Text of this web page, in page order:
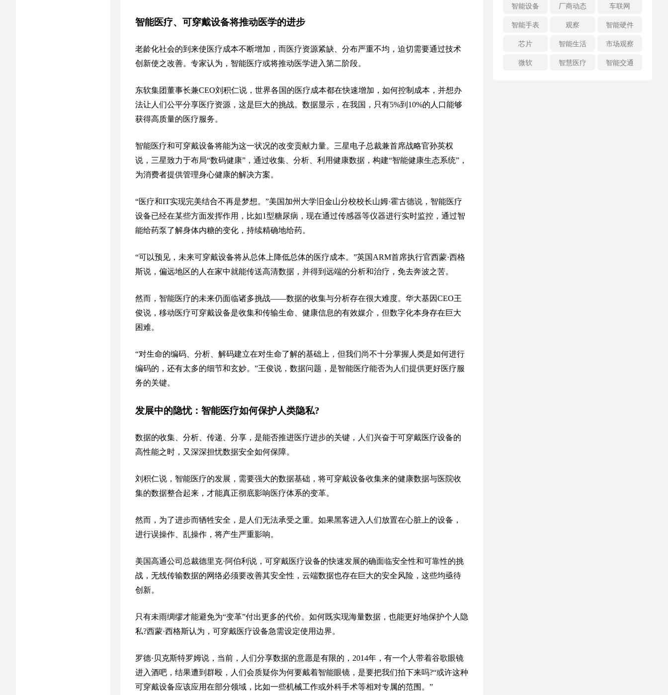
智能医疗、可穿戴设备将推动医学的进步
老龄化社会的到来使医疗成本不断增加，而医疗资源紧缺、分布严重不均，迫切需要通过技术
创新使之改善。专家认为，智能医疗或将推动医学进入第二阶段。
东软集团董事长兼CEO刘积仁说，世界各国的医疗成本都在快速增加，如何控制成本，并想办
法让人们公平分享医疗资源，这是巨大的挑战。数据显示，在我国，只有5%到10%的人口能够
获得高质量的医疗服务。
智能医疗和可穿戴设备将能为这一状况的改变贡献力量。三星电子总裁兼首席战略官孙英权
说，三星致力于布局“数码健康”，通过收集、分析、利用健康数据，构建“智能健康生态系统”，
为消费者提供管理身心健康的解决方案。
“医疗和IT实现完美结合不再是梦想。”美国加州大学旧金山分校校长山姆·霍古德说，智能医疗
设备已经在某些方面发挥作用，比如1型糖尿病，现在通过传感器等仪器进行实时监控，通过智
能给药泵了解身体内糖的变化，持续精确地给药。
“可以预见，未来可穿戴设备将从总体上降低总体的医疗成本。”英国ARM首席执行官西蒙·西格
斯说，偏远地区的人在家中就能传送高清数据，并得到远端的分析和治疗，免去奔波之苦。
然而，智能医疗的未来仍面临诸多挑战——数据的收集与分析存在很大难度。华大基因CEO王
俊说，移动医疗可穿戴设备是收集和传输生命、健康信息的有效媒介，但数字化本身存在巨大
困难。
“对生命的编码、分析、解码建立在对生命了解的基础上，但我们尚不十分掌握人类是如何进行
编码的，还有太多的细节和玄妙。”王俊说，数据问题，是智能医疗能否为人们提供更好医疗服
务的关键。
发展中的隐忧：智能医疗如何保护人类隐私?
数据的收集、分析、传递、分享，是能否推进医疗进步的关键，人们兴奋于可穿戴医疗设备的
高性能之时，又深深担忧数据安全如何保障。
刘积仁说，智能医疗的发展，需要强大的数据基础，将可穿戴设备收集来的健康数据与医院收
集的数据整合起来，才能真正彻底影响医疗体系的变革。
然而，为了进步而牺牲安全，是人们无法承受之重。如果黑客进入人们放置在心脏上的设备，
进行误操作、乱操作，将产生严重影响。
美国高通公司总裁德里克·阿伯利说，可穿戴医疗设备的快速发展的确面临安全性和可靠性的挑
战，无线传输数据的网络必须要改善其安全性，云端数据也存在巨大的安全风险，这些均亟待
创新。
只有未雨绸缪才能避免为“变革”付出更多的代价。如何既实现海量数据，也能更好地保护个人隐
私?西蒙·西格斯认为，可穿戴医疗设备急需设定使用边界。
罗德·贝克斯特罗姆说，当前，人们分享数据的意愿是有限的，2014年，有一个人带着谷歌眼镜
进入酒吧，结果遭到群殴，人们会质疑你为何要戴着智能眼镜，是要把我们拍下来吗?“或许这种
可穿戴设备应该应用在部分领域，比如一些机械工作或外科手术等相对专属的范围。”
智能设备
厂商动态
车联网
智能手表
观察
智能硬件
芯片
智能生活
市场观察
微软
智慧医疗 智能交通